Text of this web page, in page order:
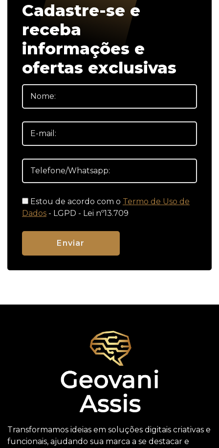
Cadastre-se e
receba
informações e
ofertas exclusivas
Estou de acordo com o Termo de Uso de
Dados - LGPD - Lei nº13.709
Transformamos ideias em soluções digitais criativas e
funcionais, ajudando sua marca a se destacar e